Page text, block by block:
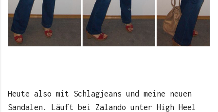
Heute also mit Schlagjeans und meine neuen
Sandalen. Läuft bei Zalando unter High Heel